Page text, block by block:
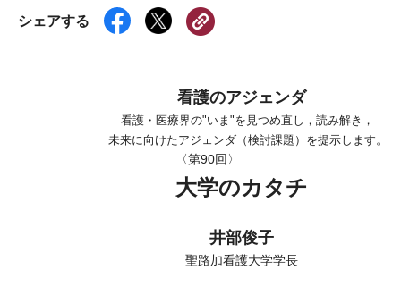
シェアする
看護のアジェンダ
看護・医療界の"いま"を見つめ直し，読み解き，
未来に向けたアジェンダ（検討課題）を提示します。
〈第90回〉
大学のカタチ
井部俊子
聖路加看護大学学長